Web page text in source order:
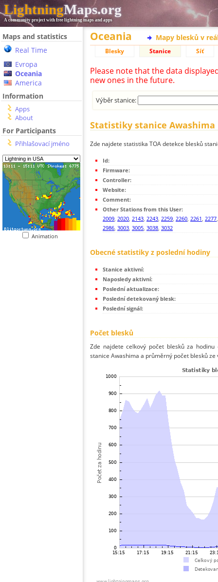
LightningMaps.org
A community project with free lightning maps and apps
Maps and statistics
Real Time
Evropa
Oceania
America
Information
Apps
About
For Participants
Přihlašovací jméno
Animation
Oceania Mapy blesků v
Blesky Stanice Síť
Please note that the data
new ones in the future.
Výběr stanice:
Statistiky stanice Awashima
Zde najdete statistika TOA detekce blesků
Id:
Firmware:
Controller:
Website:
Comment:
Other Stations from this User:
2009, 2020, 2143, 2243, 2259, 2260, 2261, 2277
2986, 3003, 3005, 3038, 3032
Obecné statistiky z poslední hodiny
Stanice aktivní:
Naposledy aktivní:
Poslední aktualizace:
Poslední detekovaný blesk:
Poslední signál:
Počet blesků
Zde najdete celkový počet blesků za
stanice Awashima a průměrný počet blesků ze